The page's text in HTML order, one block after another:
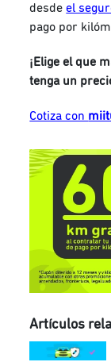
desdeel
pago por
¡Elige el que
tenga un
Cotiza con
Artículos